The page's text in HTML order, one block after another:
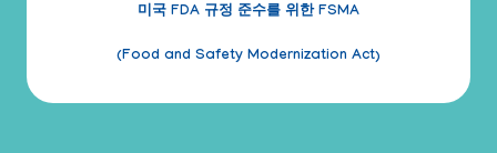
미국 FDA 규정 준수를 위한 FSMA
(Food and Safety Modernization Act)